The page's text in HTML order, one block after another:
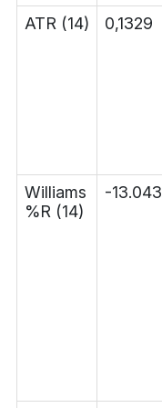
ATR (14)
0,1329
Williams
%R (14)
-13.043